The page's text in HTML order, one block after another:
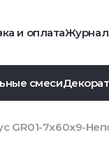
и оплатаЖурнал
смеси
GR01-7x60x9-